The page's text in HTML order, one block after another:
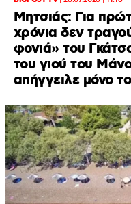
Μητσιάς: Για
χρόνια δεν
φονιά» του
του γιού του
απήγγειλε μόνο